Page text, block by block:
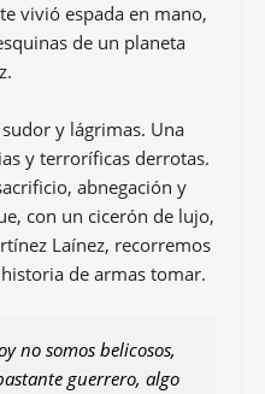
vivió espada en mano,
de un planeta
y lágrimas. Una
y terroríficas derrotas.
abnegación y
con un cicerón de lujo,
Laínez, recorremos
de armas tomar.
no somos belicosos,
guerrero, algo